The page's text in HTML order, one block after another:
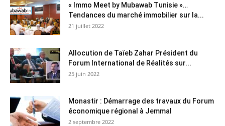
« Immo Meet by Mubawab Tunisie »…
Tendances du marché immobilier sur la...
21 juillet 2022
Allocution de Taïeb Zahar Président du
Forum International de Réalités sur...
25 juin 2022
Monastir : Démarrage des travaux du Forum
économique régional à Jemmal
2 septembre 2022